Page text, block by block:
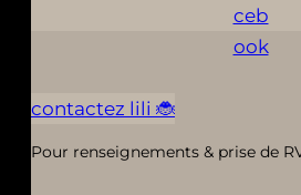
contactez lili 🐞
Pour renseignements & prise de